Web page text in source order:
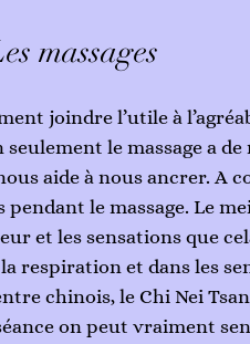
massages
joindre l’utile à
seulement le massage a
aide à nous ancrer. A
pendant le massage. Le
et les sensations que
respiration et dans les
chinois, le Chi Nei
on peut vraiment